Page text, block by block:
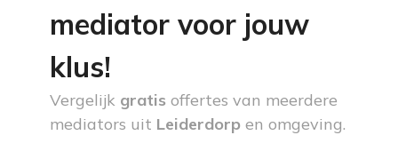
mediator voor jouw
klus!
Vergelijk gratis offertes van meerdere
mediators uit Leiderdorp en omgeving.